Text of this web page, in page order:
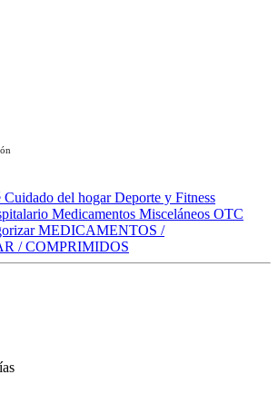
Cuidado del hogar Deporte y Fitness
Medicamentos Misceláneos OTC
MEDICAMENTOS /
/ COMPRIMIDOS